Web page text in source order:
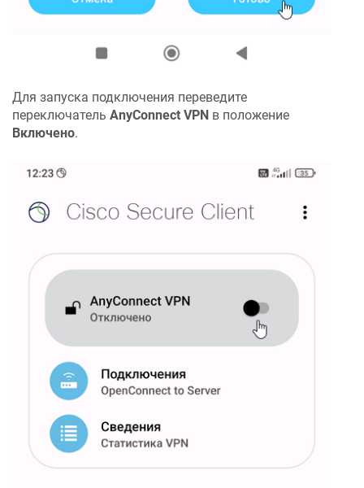
Для запуска подключения переведите
переключатель AnyConnect VPN в положение
Включено.